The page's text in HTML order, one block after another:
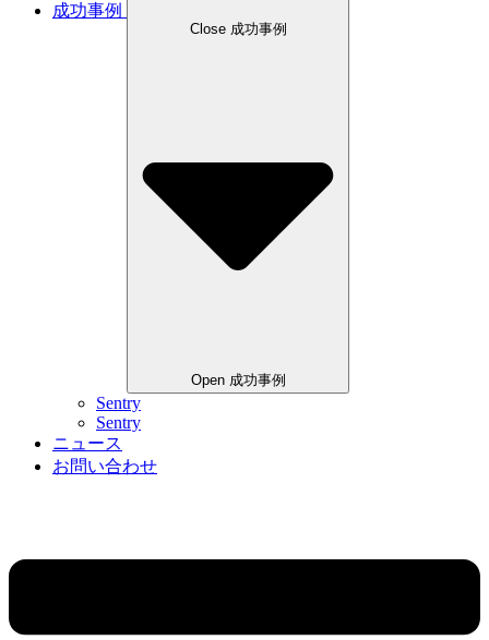
成功事例
Close 成功事例
Open 成功事例
Sentry
Sentry
ニュース
お問い合わせ